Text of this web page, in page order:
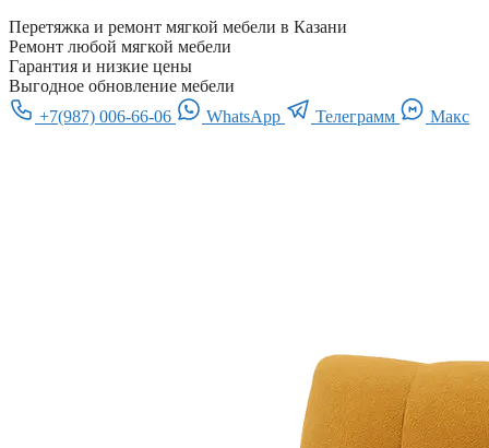
Перетяжка и ремонт мягкой мебели в Казани
Ремонт любой мягкой мебели
Гарантия и низкие цены
Выгодное обновление мебели
+7(987) 006-66-06
WhatsApp Телеграмм Макс